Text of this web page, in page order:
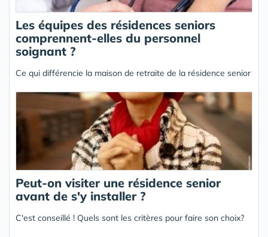
Les équipes des résidences seniors
comprennent-elles du personnel
soignant ?
Ce qui différencie la maison de retraite de la résidence senior
Peut-on visiter une résidence senior
avant de s'y installer ?
C'est conseillé ! Quels sont les critères pour faire son choix?